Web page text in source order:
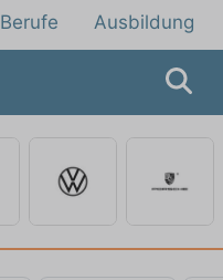
Berufe Ausbildung